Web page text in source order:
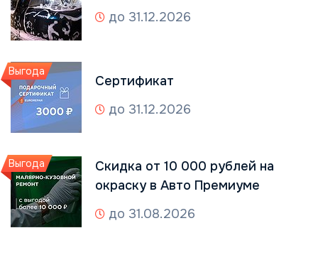
до 31.12.2026
Выгода
Сертификат
до 31.12.2026
Выгода
Скидка от 10 000 рублей на
окраску в Авто Премиуме
до 31.08.2026